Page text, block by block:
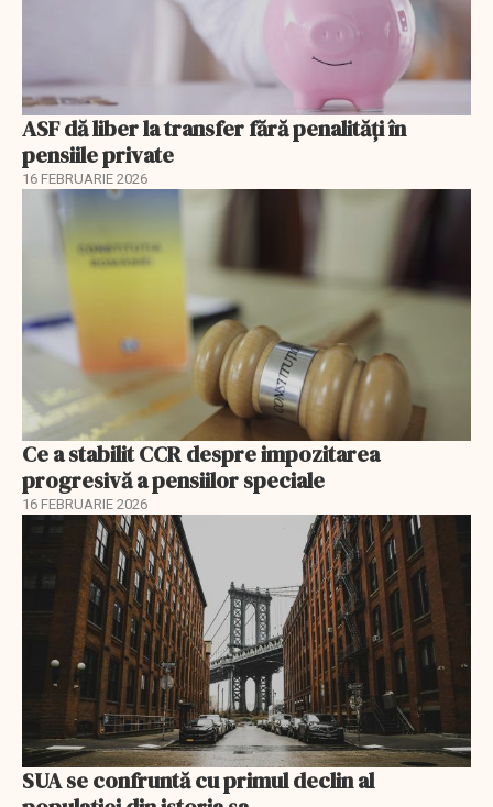
ASF dă liber la transfer fără penalități în
pensiile private
16 FEBRUARIE 2026
Ce a stabilit CCR despre impozitarea
progresivă a pensiilor speciale
16 FEBRUARIE 2026
SUA se confruntă cu primul declin al